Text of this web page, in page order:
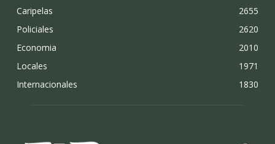
Caripelas
2655
Policiales
2620
Economia
2010
Locales
1971
Internacionales
1830